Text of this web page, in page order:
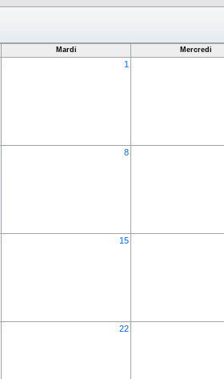
Mardi Mercredi
1
8
15
22